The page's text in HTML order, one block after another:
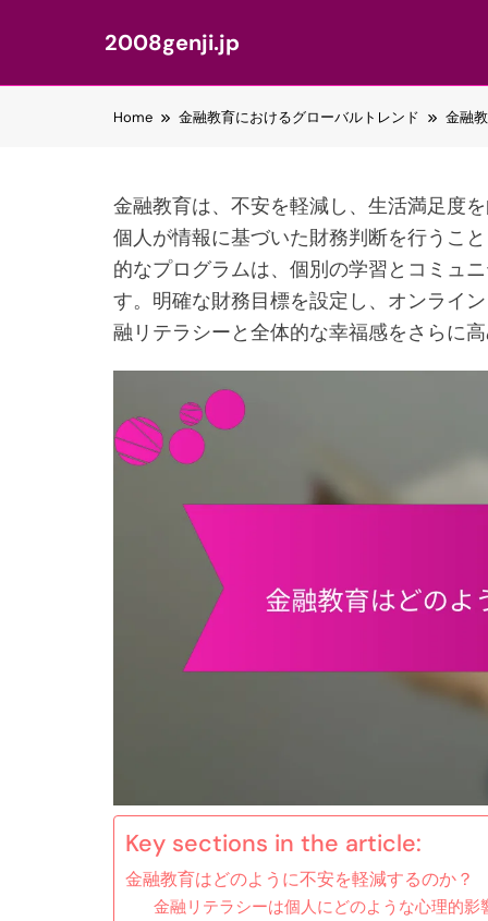
2008genji.jp
Home 金融教育におけるグローバルトレンド 金融
金融教育は、不安を軽減し、生活満足度
個人が情報に基づいた財務判断を行うこ
的なプログラムは、個別の学習とコミュ
す。明確な財務目標を設定し、オンライ
融リテラシーと全体的な幸福感をさらに
Key sections in the article:
金融教育はどのように不安を軽減するのか？
金融リテラシーは個人にどのような心理的影